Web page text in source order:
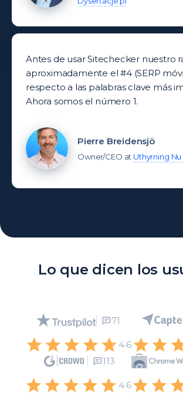
Antes de usar Sitechecker nuestro
aproximadamente el #4 (SERP
respecto a las palabras clave más
Ahora somos el número 1.
Pierre Breidensjö
Owner/CEO at Uthyrning
Lo que dicen los
71
4.6
113
4.6